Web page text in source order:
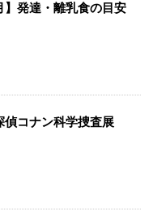
】発達・離乳食の目安
偵コナン科学捜査展